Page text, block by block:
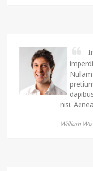
nisi.
William